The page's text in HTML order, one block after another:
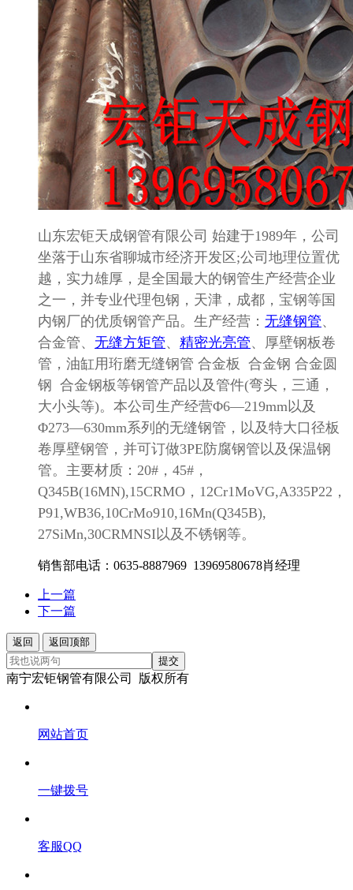
山东宏钜天成钢管有限公司 始建于1989年，公司
坐落于山东省聊城市经济开发区;公司地理位置优
越，实力雄厚，是全国最大的钢管生产经营企业
之一，并专业代理包钢，天津，成都，宝钢等国
内钢厂的优质钢管产品。生产经营： 无缝钢管、
合金管、 无缝方矩管、 精密光亮管、厚壁钢板卷
管，油缸用珩磨无缝钢管 合金板 合金钢 合金圆
钢 合金钢板等钢管产品以及管件(弯头，三通，
大小头等)。本公司生产经营Φ6—219mm 以及
Φ273—630mm系列的无缝钢管，以及特大口径板
卷厚壁钢管，并可订做3PE防腐钢管以及保温钢
管。主要材质： 20# ， 45# ，
Q345B(16MN),15CRMO ， 12Cr1MoVG,A335P22 ，
P91,WB36,10CrMo910,16Mn(Q345B),
27SiMn,30CRMNSI以及不锈钢等。
销售部电话：0635-8887969 13969580678肖经理
上一篇
下一篇
返回
返回顶部
提交
南宁宏钜钢管有限公司 版权所有
网站首页
一键拨号
客服QQ